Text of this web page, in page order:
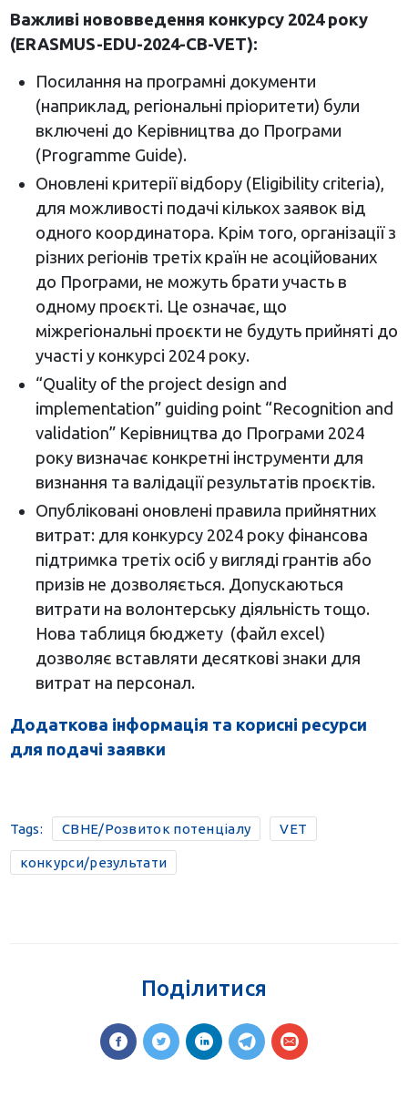
Важливі нововведення конкурсу 2024 року
(ERASMUS-EDU-2024-CB-VET):
Посилання на програмні документи
(наприклад, регіональні пріоритети) були
включені до Керівництва до Програми
(Programme Guide).
Оновлені критерії відбору (Eligibility criteria),
для можливості подачі кількох заявок від
одного координатора. Крім того, організації з
різних регіонів третіх країн не асоційованих
до Програми, не можуть брати участь в
одному проєкті. Це означає, що
міжрегіональні проєкти не будуть прийняті до
участі у конкурсі 2024 року.
“Quality of the project design and
implementation” guiding point “Recognition and
validation”Керівництва до Програми 2024
року визначає конкретні інструменти для
визнання та валідації результатів проєктів.
Опубліковані оновлені правила прийнятних
витрат:для конкурсу 2024 року фінансова
підтримка третіх осіб у вигляді грантів або
призів не дозволяється. Допускаються
витрати на волонтерську діяльність тощо.
Нова таблиця бюджету (файл excel)
дозволяє вставляти десяткові знаки для
витрат на персонал.
Додаткова інформація та корисні ресурси
для подачі заявки
Tags: CBHE/Розвиток потенціалу VET
конкурси/результати
Поділитися